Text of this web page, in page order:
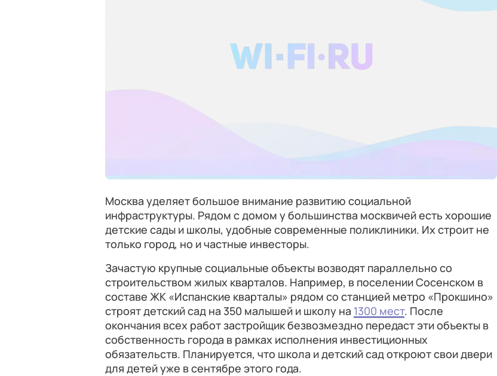
Москва уделяет большое внимание развитию социальной
инфраструктуры. Рядом с домом у большинства москвичей есть хорошие
детские сады и школы, удобные современные поликлиники. Их строит не
только город, но и частные инвесторы.
Зачастую крупные социальные объекты возводят параллельно со
строительством жилых кварталов. Например, в поселении Сосенском в
составе ЖК «Испанские кварталы» рядом со станцией метро «Прокшино»
строят детский сад на 350 малышей и школу на 1300 мест. После
окончания всех работ застройщик безвозмездно передаст эти объекты в
собственность города в рамках исполнения инвестиционных
обязательств. Планируется, что школа и детский сад откроют свои двери
для детей уже в сентябре этого года.